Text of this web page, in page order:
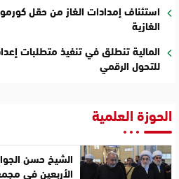
استئناف إمدادات الغاز من حقل
الغازية
المالية تنطلق في تنفيذ متطلبات
للتحول الرقمي
الحوزة العلمية
الشيخ حسن
الأربعين في